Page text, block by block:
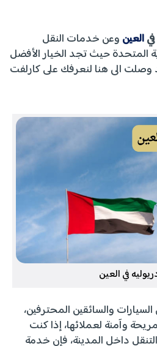
العين وعن خدمات النقل
المتحدة حيث تجد الخيار الأفضل
وصلت الى هنا لنعرفك على كارلفت
في العين
والسائقين المحترفين،
وآمنة لعملائها، إذا كنت
داخل المدينة، فإن خدمة